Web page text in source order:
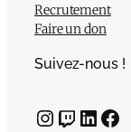
Recrutement
Faire un don
Suivez-nous !
InstagramTwitch LinkedIn Facebook